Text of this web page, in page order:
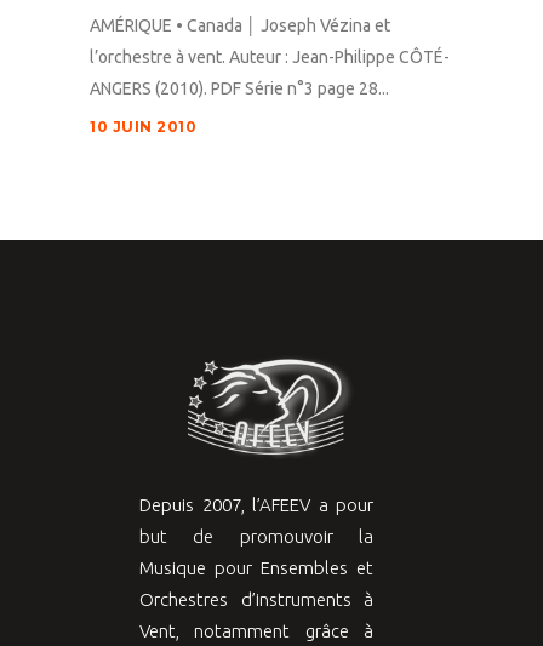
AMÉRIQUE • Canada │ Joseph Vézina et
l’orchestre à vent. Auteur : Jean-Philippe CÔTÉ-
ANGERS (2010). PDF Série n°3 page 28...
10 JUIN 2010
Depuis 2007, l’AFEEV a pour
but de promouvoir la
Musique pour Ensembles et
Orchestres d’instruments à
Vent, notamment grâce à